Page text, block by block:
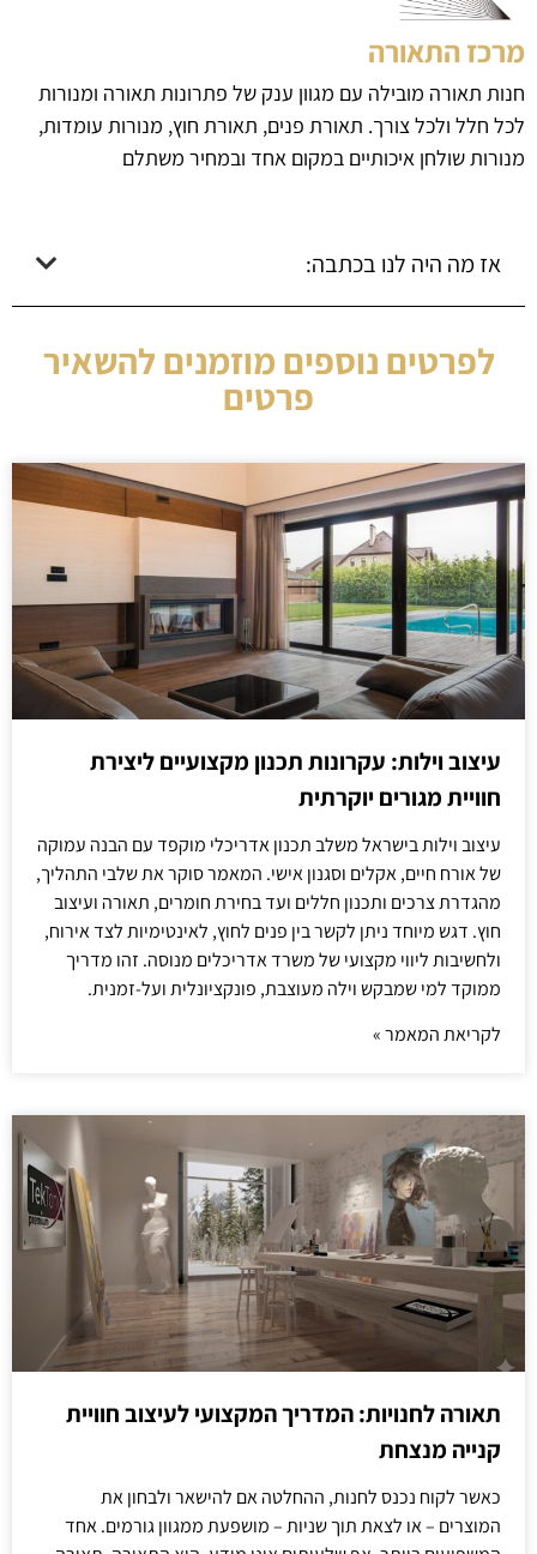
מרכז התאורה
חנות תאורה מובילה עם מגוון ענק של פתרונות תאורה ומנורות
לכל חלל ולכל צורך. תאורת פנים, תאורת חוץ, מנורות עומדות,
מנורות שולחן איכותיים במקום אחד ובמחיר משתלם
אז מה היה לנו בכתבה:
לפרטים נוספים מוזמנים להשאיר
פרטים
עיצוב וילות: עקרונות תכנון מקצועיים ליצירת
חוויית מגורים יוקרתית
עיצוב וילות בישראל משלב תכנון אדריכלי מוקפד עם הבנה עמוקה
של אורח חיים, אקלים וסגנון אישי. המאמר סוקר את שלבי התהליך,
מהגדרת צרכים ותכנון חללים ועד בחירת חומרים, תאורה ועיצוב
חוץ. דגש מיוחד ניתן לקשר בין פנים לחוץ, לאינטימיות לצד אירוח,
ולחשיבות ליווי מקצועי של משרד אדריכלים מנוסה. זהו מדריך
ממוקד למי שמבקש וילה מעוצבת, פונקציונלית ועל-זמנית.
לקריאת המאמר »
תאורה לחנויות: המדריך המקצועי לעיצוב חוויית
קנייה מנצחת
כאשר לקוח נכנס לחנות, ההחלטה אם להישאר ולבחון את
המוצרים – או לצאת תוך שניות – מושפעת ממגוון גורמים. אחד